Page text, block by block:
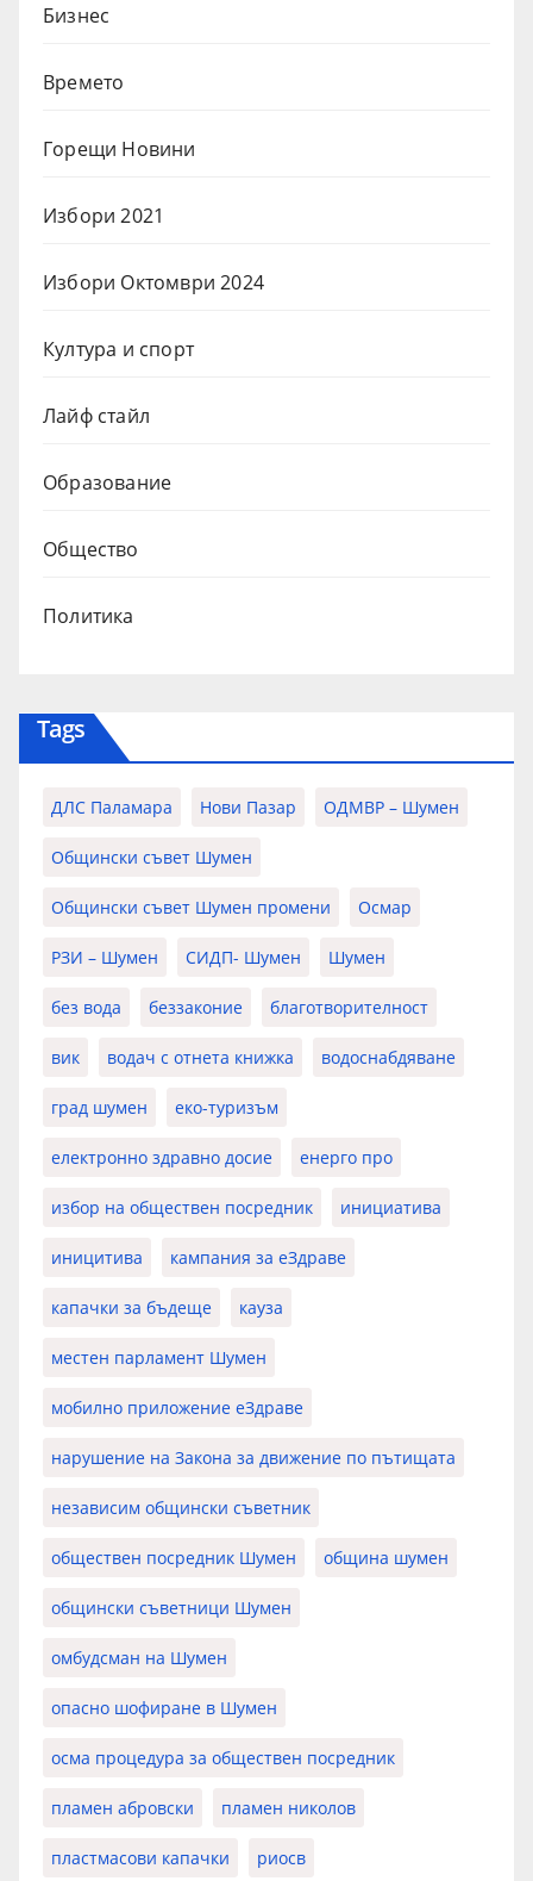
Бизнес
Времето
Горещи Новини
Избори 2021
Избори Октомври 2024
Култура и спорт
Лайф стайл
Образование
Общество
Политика
Tags
ДЛС Паламара Нови Пазар ОДМВР – Шумен
Общински съвет Шумен
Общински съвет Шумен промени Осмар
РЗИ – Шумен СИДП- Шумен Шумен
без вода беззаконие благотворителност
вик водач с отнета книжка водоснабдяване
град шумен еко-туризъм
електронно здравно досие енерго про
избор на обществен посредник инициатива
иницитива кампания за еЗдраве
капачки за бъдеще кауза
местен парламент Шумен
мобилно приложение еЗдраве
нарушение на Закона за движение по пътищата
независим общински съветник
обществен посредник Шумен община шумен
общински съветници Шумен
омбудсман на Шумен
опасно шофиране в Шумен
осма процедура за обществен посредник
пламен абровски пламен николов
пластмасови капачки риосв